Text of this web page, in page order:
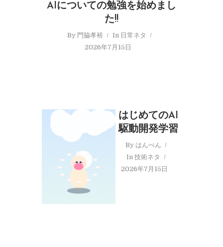
AIについての勉強を始めまし
た!!
By 門脇孝裕 In 日常ネタ
2026年7月15日
はじめてのAI
駆動開発学習
By はんぺん
In技術ネタ
2026年7月15日